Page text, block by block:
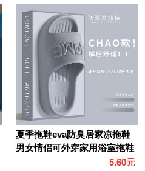
夏季拖鞋eva防臭居家凉拖鞋
男女情侣可外穿家用浴室拖鞋
5.60元